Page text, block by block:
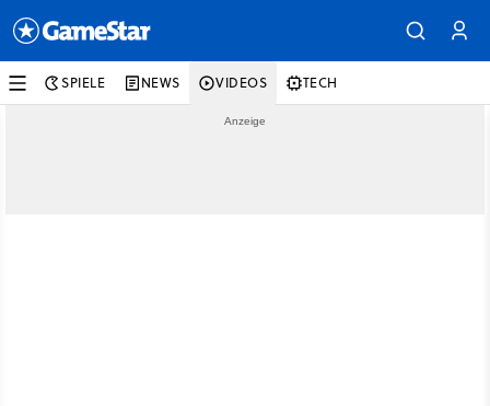
SPIELE NEWS VIDEOS TECH